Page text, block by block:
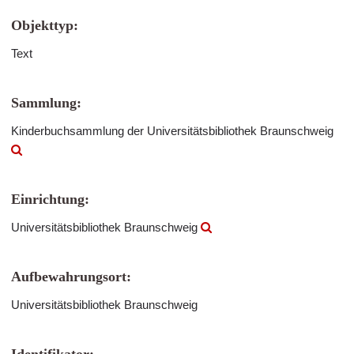
Objekttyp:
Text
Sammlung:
Kinderbuchsammlung der Universitätsbibliothek Braunschweig
Einrichtung:
Universitätsbibliothek Braunschweig
Aufbewahrungsort:
Universitätsbibliothek Braunschweig